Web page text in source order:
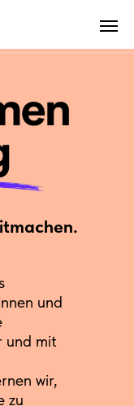
und
und mit
wir,
zu